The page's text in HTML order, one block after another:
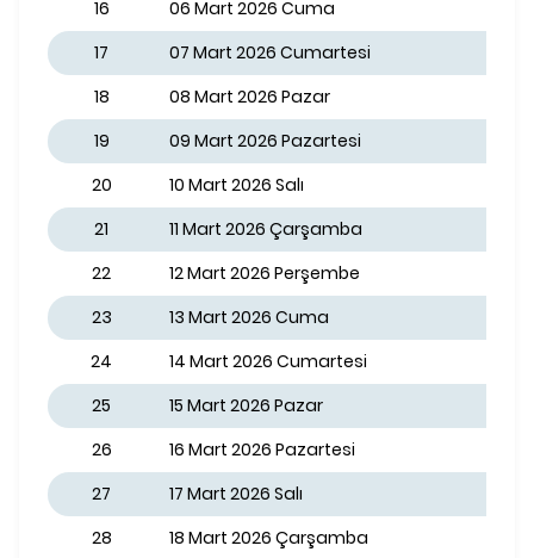
16
06 Mart 2026 Cuma
17
07 Mart 2026 Cumartesi
18
08 Mart 2026 Pazar
19
09 Mart 2026 Pazartesi
20
10 Mart 2026 Salı
21
11 Mart 2026 Çarşamba
22
12 Mart 2026 Perşembe
23
13 Mart 2026 Cuma
24
14 Mart 2026 Cumartesi
25
15 Mart 2026 Pazar
26
16 Mart 2026 Pazartesi
27
17 Mart 2026 Salı
28
18 Mart 2026 Çarşamba